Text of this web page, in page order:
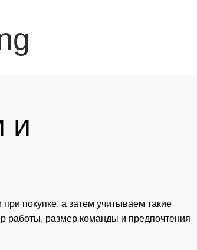
и
покупке, а затем учитываем такие
работы, размер команды и предпочтения